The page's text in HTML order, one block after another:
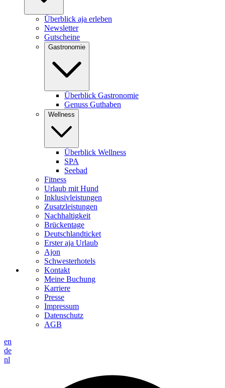
Überblick aja erleben
Newsletter
Gutscheine
Gastronomie
Überblick Gastronomie
Genuss Guthaben
Wellness
Überblick Wellness
SPA
Seebad
Fitness
Urlaub mit Hund
Inklusivleistungen
Zusatzleistungen
Nachhaltigkeit
Brückentage
Deutschlandticket
Erster aja Urlaub
Ajon
Schwesterhotels
Kontakt
Meine Buchung
Karriere
Presse
Impressum
Datenschutz
AGB
en
de
nl